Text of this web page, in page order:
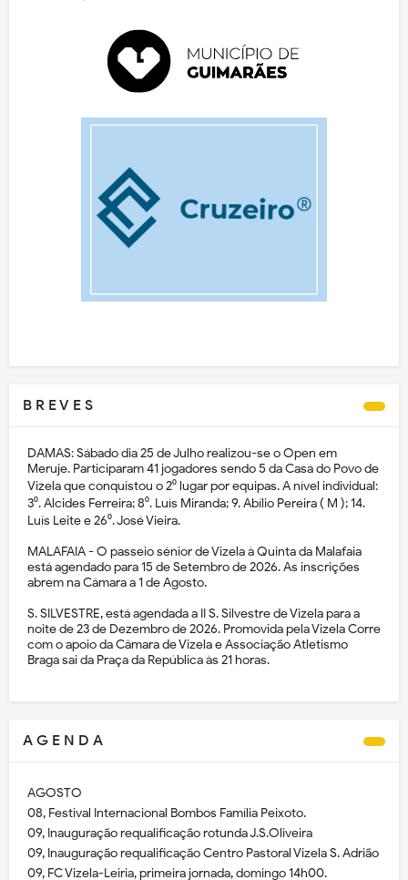
B R E V E S
DAMAS: Sábado dia 25 de Julho realizou-se o Open em
Meruje. Participaram 41 jogadores sendo 5 da Casa do Povo de
Vizela que conquistou o 2⁰ lugar por equipas. A nível individual:
3⁰. Alcides Ferreira; 8⁰. Luís Miranda; 9. Abílio Pereira ( M ); 14.
Luís Leite e 26⁰. José Vieira.
MALAFAIA - O passeio sénior de Vizela à Quinta da Malafaia
está agendado para 15 de Setembro de 2026. As inscrições
abrem na Câmara a 1 de Agosto.
S. SILVESTRE, está agendada a II S. Silvestre de Vizela para a
noite de 23 de Dezembro de 2026. Promovida pela Vizela Corre
com o apoio da Câmara de Vizela e Associação Atletismo
Braga sai da Praça da República às 21 horas.
A G E N D A
AGOSTO
08, Festival Internacional Bombos Família Peixoto.
09, Inauguração requalificação rotunda J.S.Oliveira
09, Inauguração requalificação Centro Pastoral Vizela S. Adrião
09, FC Vizela-Leiria, primeira jornada, domingo 14h00.